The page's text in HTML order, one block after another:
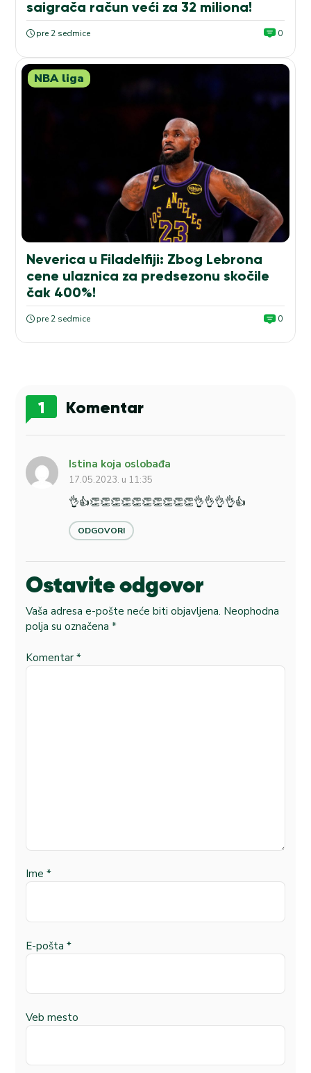
saigrača račun veći za 32 miliona!
pre 2 sedmice 0
NBA liga
Neverica u Filadelfiji: Zbog Lebrona
cene ulaznica za predsezonu skočile
čak 400%!
pre 2 sedmice 0
1 Komentar
Istina koja oslobađa
17.05.2023. u 11:35
👌👍👏👏👏👏👏👏👏👏👏👏👌👌👌👌👍
ODGOVORI
Ostavite odgovor
Vaša adresa e-pošte neće biti objavljena. Neophodna
polja su označena *
Komentar *
Ime *
E-pošta *
Veb mesto